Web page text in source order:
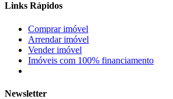
Links Rápidos
Comprar imóvel
Arrendar imóvel
Vender imóvel
Imóveis com 100% financiamento
Newsletter